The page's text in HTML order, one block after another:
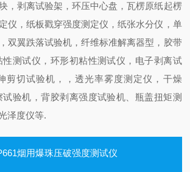
，剥离试验架，环压中心盘，瓦楞原纸起楞
仪，纸板戳穿强度测定仪，纸张水分仪，单
双翼跌落试验机，纤维标准解离器型，胶带
性测试仪，环形初粘性测试仪，电子剥离试
剪切试验机，，透光率雾度测定仪，干燥
试验机，背胶剥离强度试验机 、瓶盖扭矩测
泽度仪等.
烟用爆珠压破强度测试仪